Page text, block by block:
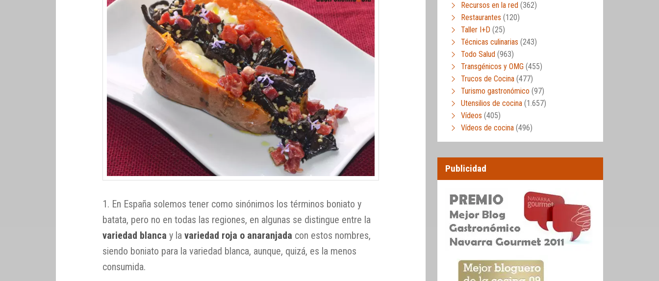
1. En España solemos tener como sinónimos los términos boniato y
batata, pero no en todas las regiones, en algunas se distingue entre la
variedad blanca y lavariedad roja o anaranjada con estos nombres,
siendo boniato para la variedad blanca, aunque, quizá, es la menos
consumida.
Recursos en la red (362)
Restaurantes (120)
Taller I+D (25)
Técnicas culinarias (243)
Todo Salud (963)
Transgénicos y OMG (455)
Trucos de Cocina (477)
Turismo gastronómico (97)
Utensilios de cocina (1.657)
Vídeos (405)
Vídeos de cocina (496)
Publicidad